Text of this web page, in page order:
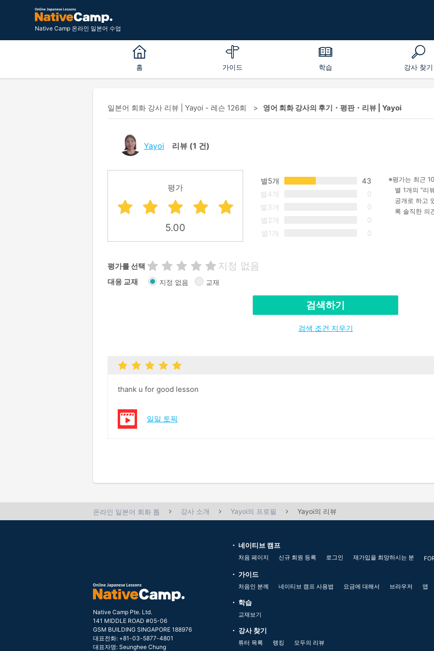
Native Camp 온라인 일본어 수업
홈 가이드 학습 강사 찾기
일본어 회화 강사 리뷰 | Yayoi - 레슨 126회 영어 회화 강사의 후기・평판・리뷰 | Yayoi
Yayoi 리뷰 (1 건)
평가
5.00
별5개
43
별4개
0
별3개
0
별2개
0
별1개
0
평가는 최근
별 1개의 "리
공개로 하고
록 솔직한 의
평가를 선택 지정 없음
대응 교재 지정 없음 교재
검색하기
검색 조건 지우기
thank u for good lesson
일일 토픽
온라인 일본어 회화 톱 강사 소개 Yayoi의 프로필 Yayoi의 리뷰
Native Camp Pte. Ltd.
141 MIDDLE ROAD #05-06
GSM BUILDING SINGAPORE 188976
대표전화: +81-03-5877-4801
대표자명: Seunghee Chung
네이티브 캠프
처음 페이지 신규 회원 등록 로그인 재가입을 희망하시는 분
가이드
처음인 분께 네이티브 캠프 사용법 요금에 대해서 브라우저 앱
학습
교재보기
강사 찾기
튜터 목록 랭킹 모두의 리뷰